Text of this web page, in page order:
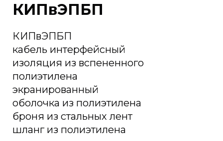
КИПвЭПБП
КИПвЭПБП
кабель интерфейсный
изоляция из вспененного
полиэтилена
экранированный
оболочка из полиэтилена
броня из стальных лент
шланг из полиэтилена